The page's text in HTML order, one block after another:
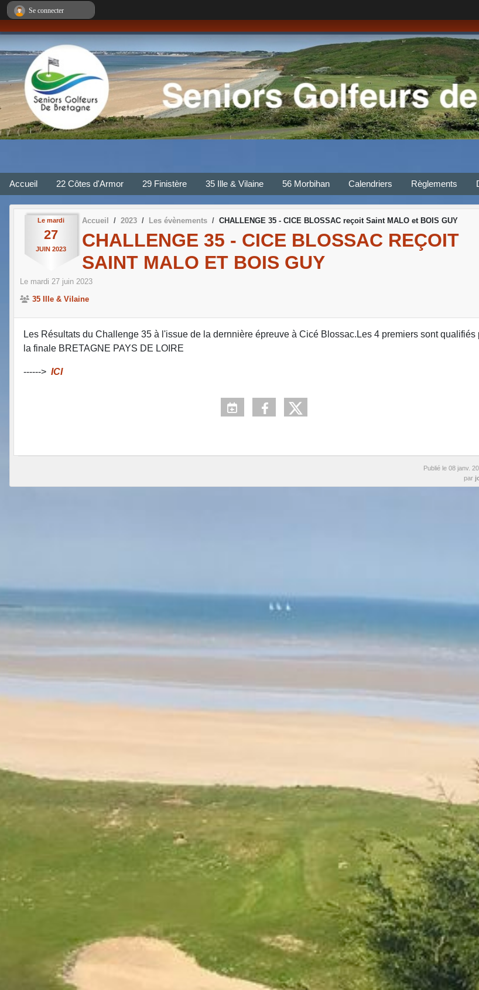
Accueil 22 Côtes d'Armor 29 Finistère 35 Ille & Vilaine 56 Morbihan Calendriers Règlements
Le mardi
27
JUIN 2023
Accueil 2023 Les évènements CHALLENGE 35 - CICE BLOSSAC reçoit Saint MALO et BOIS GUY
CHALLENGE 35 - CICE BLOSSAC REÇOIT
SAINT MALO ET BOIS GUY
Le mardi 27 juin 2023
35 Ille & Vilaine
Les Résultats du Challenge 35 à l'issue de la dernnière épreuve à Cicé Blossac.Les 4 premiers sont qualifiés
la finale BRETAGNE PAYS DE LOIRE
------> ICI
Publié le08 janv.
par
Se connecter
Panneau de gestion des cookies